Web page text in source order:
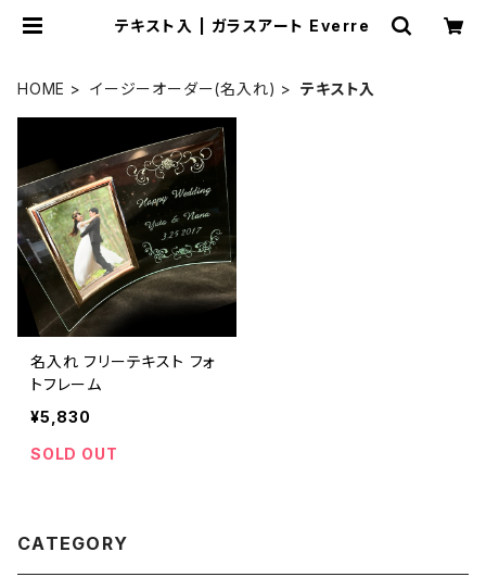
テキスト入 | ガラスアート Everre
HOME イージーオーダー(名入れ) テキスト入
名入れ フリーテキスト フォ
トフレーム
¥5,830
SOLD OUT
CATEGORY